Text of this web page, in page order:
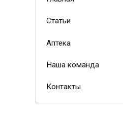
Статьи
Аптека
Наша команда
Контакты